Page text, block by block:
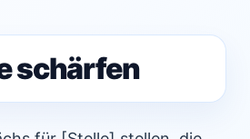
schärfen